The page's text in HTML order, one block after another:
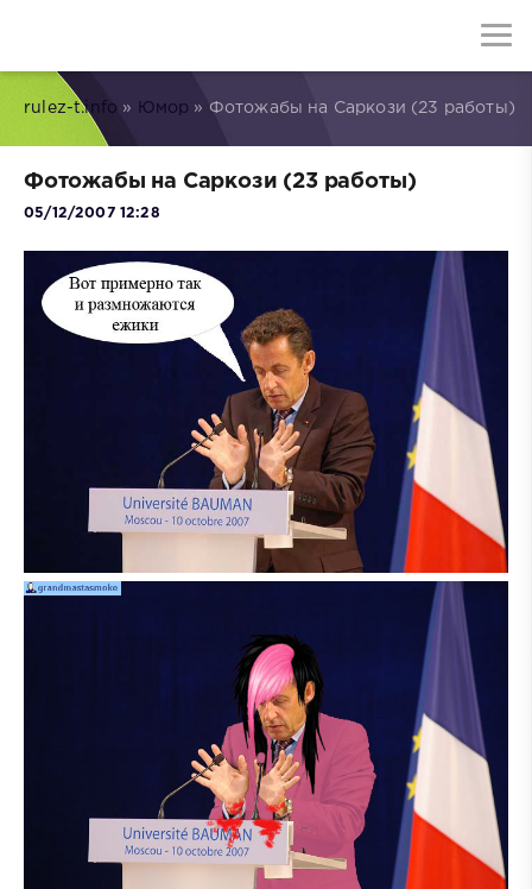
rulez-t.info » Юмор » Фотожабы на Саркози (23 работы)
Фотожабы на Саркози (23 работы)
05/12/2007 12:28